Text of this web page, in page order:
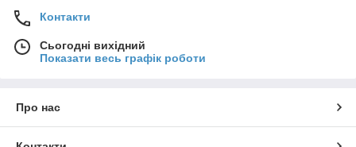
Контакти
Сьогодні вихідний
Показати весь графік роботи
Про нас